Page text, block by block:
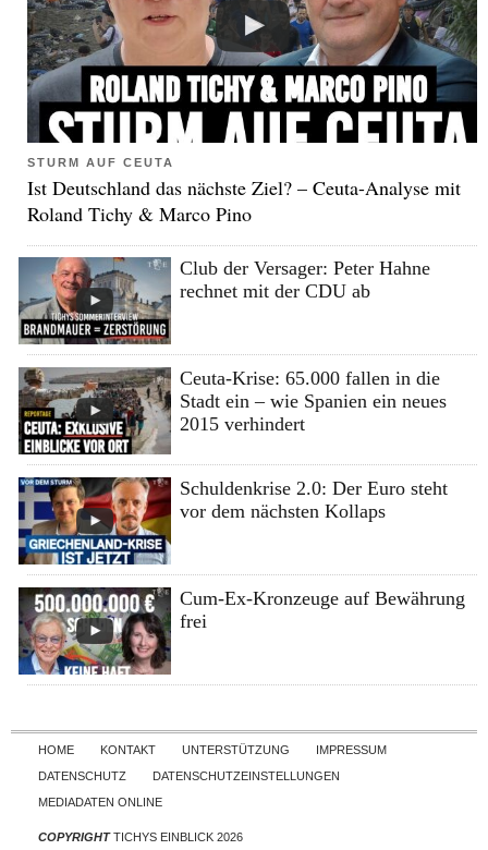
STURM AUF CEUTA
Ist Deutschland das nächste Ziel? – Ceuta-Analyse mit
Roland Tichy & Marco Pino
Club der Versager: Peter Hahne
rechnet mit der CDU ab
Ceuta-Krise: 65.000 fallen in die
Stadt ein – wie Spanien ein neues
2015 verhindert
Schuldenkrise 2.0: Der Euro steht
vor dem nächsten Kollaps
Cum-Ex-Kronzeuge auf Bewährung
frei
Skip to content
HOME KONTAKT UNTERSTÜTZUNG
IMPRESSUM
DATENSCHUTZ
DATENSCHUTZEINSTELLUNGEN
MEDIADATEN ONLINE
COPYRIGHTTICHYS EINBLICK 2026